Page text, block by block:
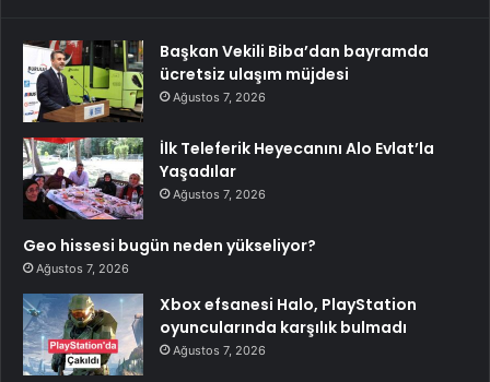
Başkan Vekili Biba’dan bayramda
ücretsiz ulaşım müjdesi
Ağustos 7, 2026
İlk Teleferik Heyecanını Alo Evlat’la
Yaşadılar
Ağustos 7, 2026
Geo hissesi bugün neden yükseliyor?
Ağustos 7, 2026
Xbox efsanesi Halo, PlayStation
oyuncularında karşılık bulmadı
Ağustos 7, 2026